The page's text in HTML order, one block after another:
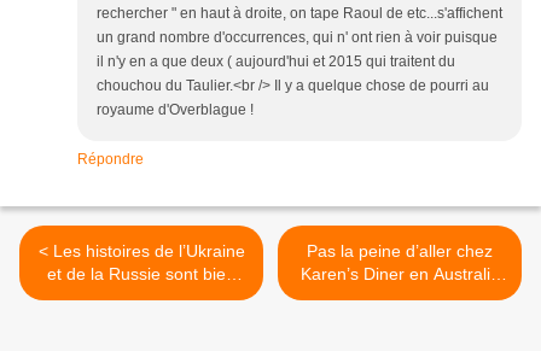
rechercher " en haut à droite, on tape Raoul de etc...s'affichent
un grand nombre d'occurrences, qui n' ont rien à voir puisque
il n'y en a que deux ( aujourd'hui et 2015 qui traitent du
chouchou du Taulier.<br /> Il y a quelque chose de pourri au
royaume d'Overblague !
Répondre
< Les histoires de l’Ukraine
et de la Russie sont bien
sûr liées, via
Pas la peine d’aller chez
Karen’s Diner en Australie
pour « Nourriture